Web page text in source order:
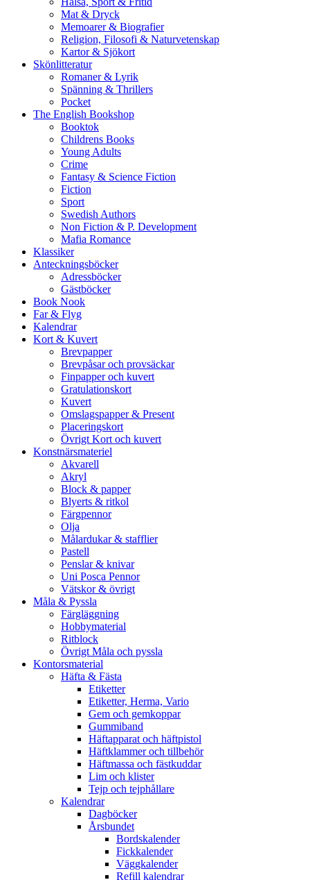
Mat & Dryck
Memoarer & Biografier
Religion, Filosofi & Naturvetenskap
Kartor & Sjökort
Skönlitteratur
Romaner & Lyrik
Spänning & Thrillers
Pocket
The English Bookshop
Booktok
Childrens Books
Young Adults
Crime
Fantasy & Science Fiction
Fiction
Sport
Swedish Authors
Non Fiction & P. Development
Mafia Romance
Klassiker
Anteckningsböcker
Adressböcker
Gästböcker
Book Nook
Far & Flyg
Kalendrar
Kort & Kuvert
Brevpapper
Brevpåsar och provsäckar
Finpapper och kuvert
Gratulationskort
Kuvert
Omslagspapper & Present
Placeringskort
Övrigt Kort och kuvert
Konstnärsmateriel
Akvarell
Akryl
Block & papper
Blyerts & ritkol
Färgpennor
Olja
Målardukar & stafflier
Pastell
Penslar & knivar
Uni Posca Pennor
Vätskor & övrigt
Måla & Pyssla
Färgläggning
Hobbymaterial
Ritblock
Övrigt Måla och pyssla
Kontorsmaterial
Häfta & Fästa
Etiketter
Etiketter, Herma, Vario
Gem och gemkoppar
Gummiband
Häftapparat och häftpistol
Häftklammer och tillbehör
Häftmassa och fästkuddar
Lim och klister
Tejp och tejphållare
Kalendrar
Dagböcker
Årsbundet
Bordskalender
Fickkalender
Väggkalender
Refill kalendrar